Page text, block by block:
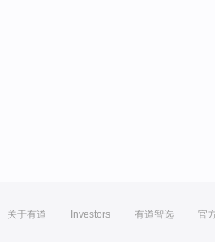
关于有道 Investors 有道智选 官